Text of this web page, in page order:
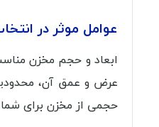
عوامل موثر در
ابعاد و حجم مخزن
عرض و عمق آن،
حجمی از مخزن برای